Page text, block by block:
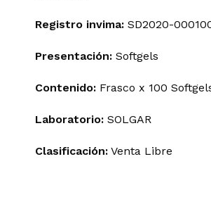
Registro invima: SD2020-
Presentación: Softgels
Contenido: Frasco x 100
Laboratorio: SOLGAR
Clasificación: Venta Libre